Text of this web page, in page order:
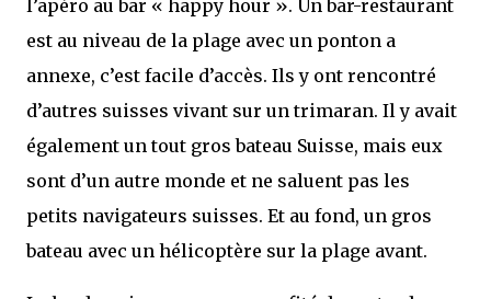
l’apéro au bar « happy hour ». Un bar-restaurant
est au niveau de la plage avec un ponton a
annexe, c’est facile d’accès. Ils y ont rencontré
d’autres suisses vivant sur un trimaran. Il y avait
également un tout gros bateau Suisse, mais eux
sont d’un autre monde et ne saluent pas les
petits navigateurs suisses. Et au fond, un gros
bateau avec un hélicoptère sur la plage avant.